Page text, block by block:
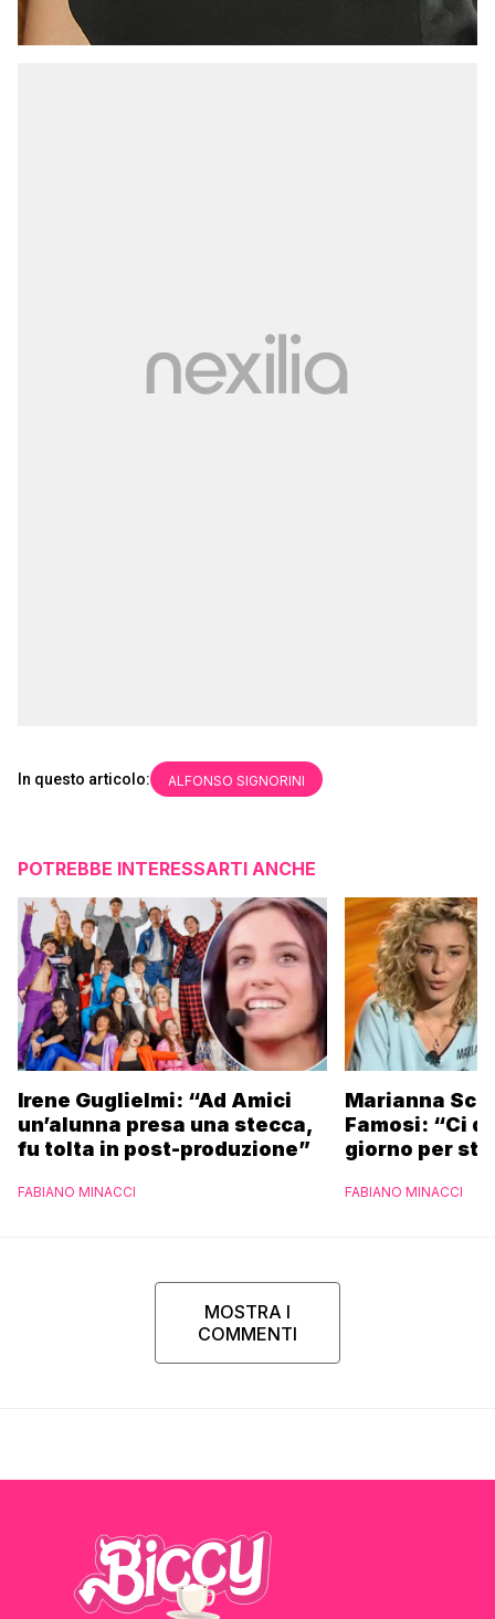
In questo articolo: ALFONSO SIGNORINI
POTREBBE INTERESSARTI ANCHE
Irene Guglielmi: “Ad Amici
un’alunna presa una stecca,
fu tolta in post-produzione”
FABIANO MINACCI
Marianna
Famosi: “Ci
giorno per
FABIANO MINACCI
MOSTRA I
COMMENTI